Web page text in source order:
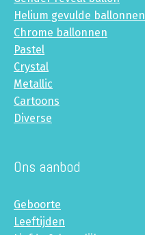
Helium gevulde ballonnen
Chrome ballonnen
Pastel
Crystal
Metallic
Cartoons
Diverse
Ons aanbod
Geboorte
Leeftijden